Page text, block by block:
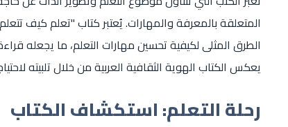
المتعلقة بالمعرفة والمهارات. يُعتبر كتاب "تعلم كيف
الطرق المثلى لكيفية تحسين مهارات التعلم، ما يجعله
يعكس الكتاب الهوية الثقافية العربية من خلال تلبيته
رحلة التعلم: استكشاف الكتاب